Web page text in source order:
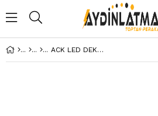
ACK LED DEKORATIF DUVAR APLIK 13W 3000K (265x139x90MM AG40-01802